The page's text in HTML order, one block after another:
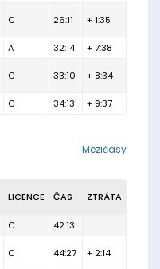
C 26:11 + 1:35
A 32:14 + 7:38
C 33:10 + 8:34
C 34:13 + 9:37
Mezičasy
LICENCE ČAS ZTRÁTA
C 42:13
C 44:27 + 2:14